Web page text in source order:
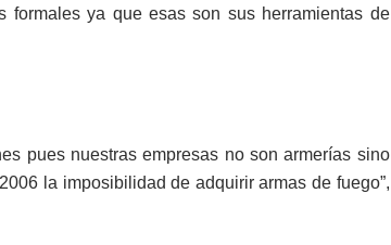
formales ya que esas son sus herramientas de
pues nuestras empresas no son armerías sino
la imposibilidad de adquirir armas de fuego”,